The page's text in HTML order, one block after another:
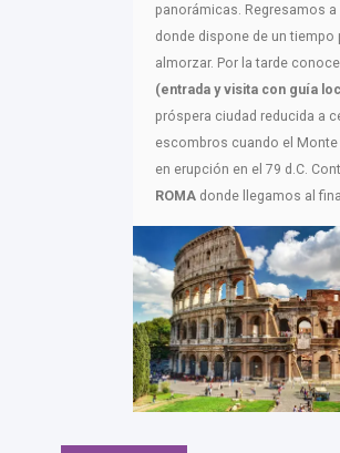
panorámicas. Regresamos a
donde dispone de un tiempo
almorzar. Por la tarde
(entrada y visita con guía
próspera ciudad reducida a
escombros cuando el
en erupción en el 79 d.C.
ROMA donde llegamos al